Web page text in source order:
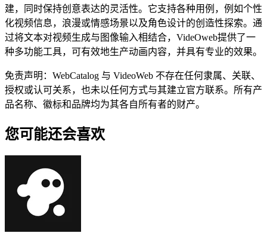
建，同时保持创意表达的灵活性。它支持各种用例，例如个性
化视频信息，浪漫或情感场景以及角色设计的创造性探索。通
过将文本对视频生成与图像输入相结合，VideOweb提供了一
种多功能工具，可有效地生产动画内容，并具有专业的效果。
免责声明：WebCatalog 与 VideoWeb 不存在任何隶属、关联、
授权或认可关系，也未以任何方式与其建立官方联系。所有产
品名称、徽标和品牌均为其各自所有者的财产。
您可能还会喜欢